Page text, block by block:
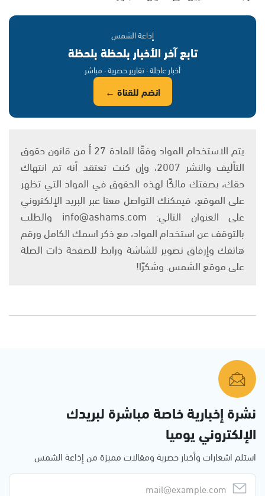
إذاعة الشمس
تابع آخر الأخبار بلحظة بلحظة
أخبار عاجلة · تقارير حصرية · مباشر
انضم للقناة ←
يتم الاستخدام المواد وفقًا للمادة 27 أ من قانون حقوق
التأليف والنشر 2007، وإن كنت تعتقد أنه تم انتهاك
حقك، بصفتك مالكًا لهذه الحقوق في المواد التي تظهر
على الموقع، فيمكنك التواصل معنا عبر البريد الإلكتروني
على العنوان التالي: info@ashams.com والطلب
بالتوقف عن استخدام المواد، مع ذكر اسمك الكامل ورقم
هاتفك وإرفاق تصوير للشاشة ورابط للصفحة ذات الصلة
على موقع الشمس. وشكرًا!
نشرة إخبارية خاصة مباشرة لبريدك
الإلكتروني يوميا
استلم اشعارات وأخبار حصرية ومقالات مميزة من إذاعة الشمس